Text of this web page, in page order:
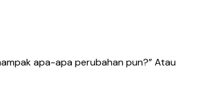
apa-apa perubahan pun?” Atau